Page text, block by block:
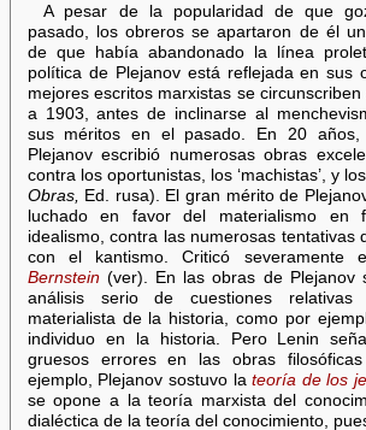
A pesar de la popularidad de que
pasado, los obreros se apartaron de él
de que había abandonado la línea
política de Plejanov está reflejada en sus
mejores escritos marxistas se
a 1903, antes de inclinarse al
sus méritos en el pasado. En 20 años,
Plejanov escribió numerosas obras
contra los oportunistas, los ‘machistas’, y
Obras,
Ed. rusa). El gran mérito de
luchado en favor del materialismo en
idealismo, contra las numerosas tentativas
con el kantismo. Criticó severamente
Bernstein(ver). En las obras de Plejanov
análisis serio de cuestiones
materialista de la historia, como por
individuo en la historia. Pero Lenin
gruesos errores en las obras
ejemplo, Plejanov sostuvo lateoría de los
se opone a la teoría marxista del
dialéctica de la teoría del conocimiento,